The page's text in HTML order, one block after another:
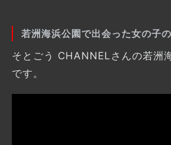
若洲海浜公園で出会った女の子
そとごう CHANNELさんの若洲
です。